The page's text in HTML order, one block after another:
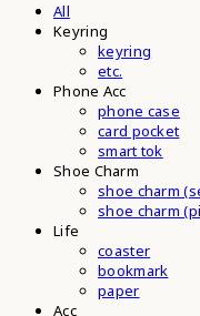
All
Keyring
keyring
etc.
Phone Acc
phone case
card pocket
smart tok
Shoe Charm
shoe charm
shoe charm
Life
coaster
bookmark
paper
Acc